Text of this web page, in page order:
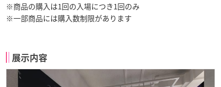
※商品の購入は1回の入場につき1回のみ
※一部商品には購入数制限があります
展示内容